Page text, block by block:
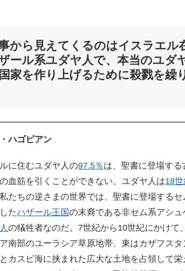
から見えてくるのはイスラエル
ール系ユダヤ人で、本当のユダ
家を作り上げるために殺戮を繰
ハゴピアン
に住むユダヤ人の97.5％は、聖書に登場す
血筋を引くことができない。ユダヤ人は18
たちの逆さまの世界では、聖書に登場する
たハザール王国の末裔である非セム系アシ
の犠牲者なのだ。7世紀から10世紀にかけて
南部のユーラシア草原地帯、東はカザフス
カスピ海に挟まれた広大な土地を占領して